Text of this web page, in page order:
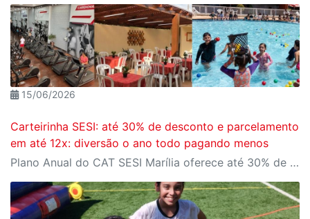
15/06/2026
Carteirinha SESI: até 30% de desconto e parcelamento
em até 12x: diversão o ano todo pagando menos
Plano Anual do CAT SESI Marília oferece até 30% de desconto em relação aos planos mensais e a facilidade de parcelamento em até 12x no cartão